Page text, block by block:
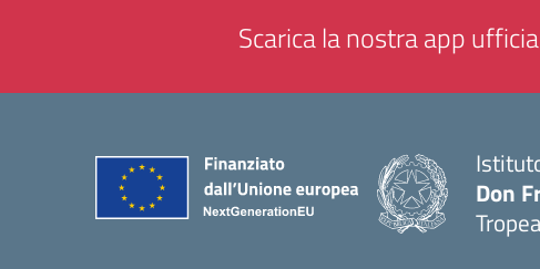
Scarica la nostra app
Don